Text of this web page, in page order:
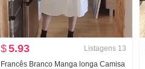
$5.93 Listagens 13
Francês Branco Manga longa Camisa